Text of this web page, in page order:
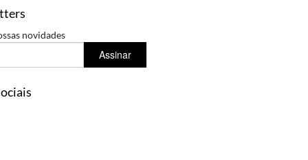
novidades
Assinar